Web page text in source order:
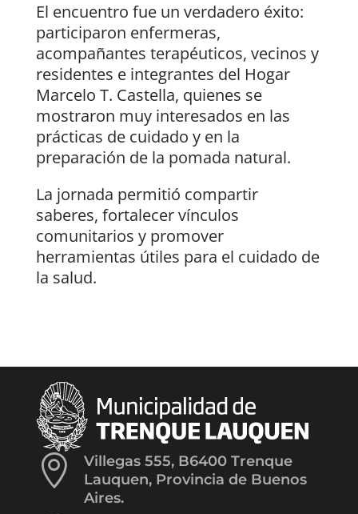
El encuentro fue un verdadero éxito:
participaron enfermeras,
acompañantes terapéuticos, vecinos y
residentes e integrantes del Hogar
Marcelo T. Castella, quienes se
mostraron muy interesados en las
prácticas de cuidado y en la
preparación de la pomada natural.
La jornada permitió compartir
saberes, fortalecer vínculos
comunitarios y promover
herramientas útiles para el cuidado de
la salud.

Villegas 555, B6400 Trenque
Lauquen, Provincia de Buenos
Aires.